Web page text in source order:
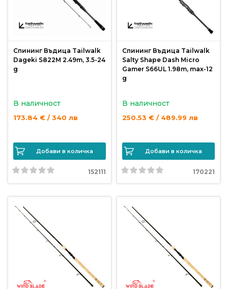
Спининг Въдица Tailwalk
Dageki S822M 2.49m, 3.5-24
g
В наличност
173.84 € / 340 лв
Добави в количка
152111
Спининг Въдица Tailwalk
Salty Shape Dash Micro
Gamer S66UL 1.98m, max-12
g
В наличност
250.53 € / 489.99 лв
Добави в количка
170221